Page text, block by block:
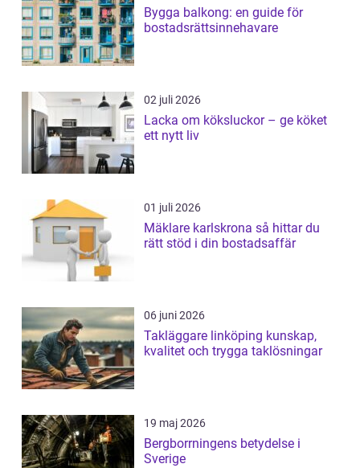
Bygga balkong: en guide för
bostadsrättsinnehavare
02 juli 2026
Lacka om köksluckor – ge köket
ett nytt liv
01 juli 2026
Mäklare karlskrona så hittar du
rätt stöd i din bostadsaffär
06 juni 2026
Takläggare linköping kunskap,
kvalitet och trygga taklösningar
19 maj 2026
Bergborrningens betydelse i
Sverige